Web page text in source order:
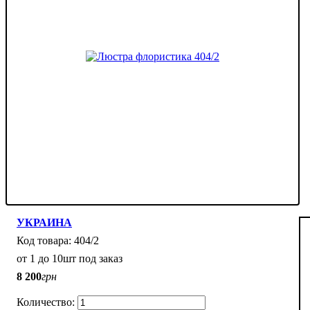
УКРАИНА
404/2
от 1 до 10шт под заказ
8 200грн